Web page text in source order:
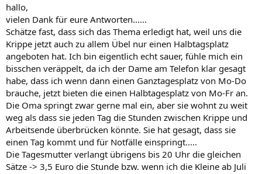
hallo,
vielen Dank für eure Antworten......
Schätze fast, dass sich das Thema erledigt hat, weil uns die
Krippe jetzt auch zu allem Übel nur einen Halbtagsplatz
angeboten hat. Ich bin eigentlich echt sauer, fühle mich ein
bisschen veräppelt, da ich der Dame am Telefon klar gesagt
habe, dass ich wenn dann einen Ganztagesplatz von Mo-Do
brauche, jetzt bieten die einen Halbtagesplatz von Mo-Fr an.
Die Oma springt zwar gerne mal ein, aber sie wohnt zu weit
weg als dass sie jeden Tag die Stunden zwischen Krippe und
Arbeitsende überbrücken könnte. Sie hat gesagt, dass sie
einen Tag kommt und für Notfälle einspringt.....
Die Tagesmutter verlangt übrigens bis 20 Uhr die gleichen
Sätze -> 3,5 Euro die Stunde bzw. wenn ich die Kleine ab Juli